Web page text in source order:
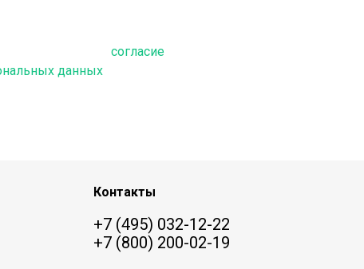
согласие
данных
Контакты
+7 (495) 032-12-22
+7 (800) 200-02-19